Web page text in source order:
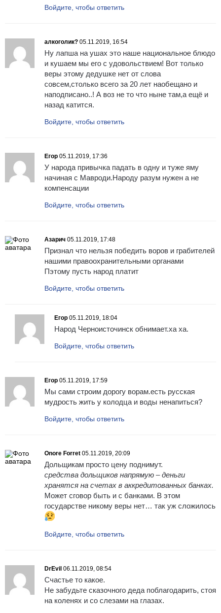
Войдите, чтобы ответить
алкоголик? 05.11.2019, 16:54
Ну лапша на ушах это наше национальное блюдо
и кушаем мы его с удовольствием! Вот только
веры этому дедушке нет от слова
совсем,столько всего за 20 лет наобещано и
наподписано..! А воз не то что ныне там,а ещё и
назад катится.
Войдите, чтобы ответить
Егор 05.11.2019, 17:36
У народа привычка падать в одну и туже яму
начиная с Мавроди.Народу разум нужен а не
компенсации
Войдите, чтобы ответить
Азарич 05.11.2019, 17:48
Признал что нельзя победить воров и грабителей
нашими правоохранительными органами
Пэтому пусть народ платит
Войдите, чтобы ответить
Егор 05.11.2019, 18:04
Народ Черноисточинск обнимает.ха ха.
Войдите, чтобы ответить
Егор 05.11.2019, 17:59
Мы сами строим дорогу ворам.есть русская
мудрость жить у колодца и воды ненапиться?
Войдите, чтобы ответить
Onore Forret 05.11.2019, 20:09
Дольщикам просто цену поднимут.
средства дольщиков напрямую – деньги
хранятся на счетах в аккредитованных банках.
Может сговор быть и с банками. В этом
государстве никому веры нет… так уж сложилось
Войдите, чтобы ответить
DrEvil 06.11.2019, 08:54
Счастье то какое.
Не забудьте сказочного деда поблагодарить, стоя
на коленях и со слезами на глазах.